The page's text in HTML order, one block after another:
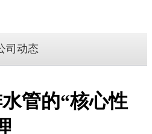
司动态
管的“核心性